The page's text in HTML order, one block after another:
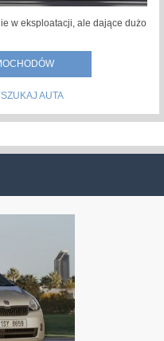
w eksploatacji, ale dające dużo
AUTA